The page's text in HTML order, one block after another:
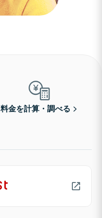
料金を計算・調べる